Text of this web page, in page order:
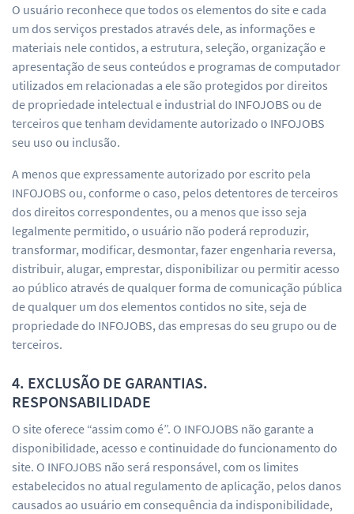
O usuário reconhece que todos os elementos do site e cada
um dos serviços prestados através dele, as informações e
materiais nele contidos, a estrutura, seleção, organização e
apresentação de seus conteúdos e programas de computador
utilizados em relacionadas a ele são protegidos por direitos
de propriedade intelectual e industrial do INFOJOBS ou de
terceiros que tenham devidamente autorizado o INFOJOBS
seu uso ou inclusão.
A menos que expressamente autorizado por escrito pela
INFOJOBS ou, conforme o caso, pelos detentores de terceiros
dos direitos correspondentes, ou a menos que isso seja
legalmente permitido, o usuário não poderá reproduzir,
transformar, modificar, desmontar, fazer engenharia reversa,
distribuir, alugar, emprestar, disponibilizar ou permitir acesso
ao público através de qualquer forma de comunicação pública
de qualquer um dos elementos contidos no site, seja de
propriedade do INFOJOBS, das empresas do seu grupo ou de
terceiros.
4. EXCLUSÃO DE GARANTIAS.
RESPONSABILIDADE
O site oferece “assim como é”. O INFOJOBS não garante a
disponibilidade, acesso e continuidade do funcionamento do
site. O INFOJOBS não será responsável, com os limites
estabelecidos no atual regulamento de aplicação, pelos danos
causados ao usuário em consequência da indisponibilidade,